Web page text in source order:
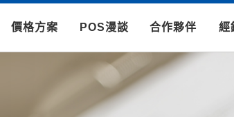
價格方案 POS漫談 合作夥伴 經